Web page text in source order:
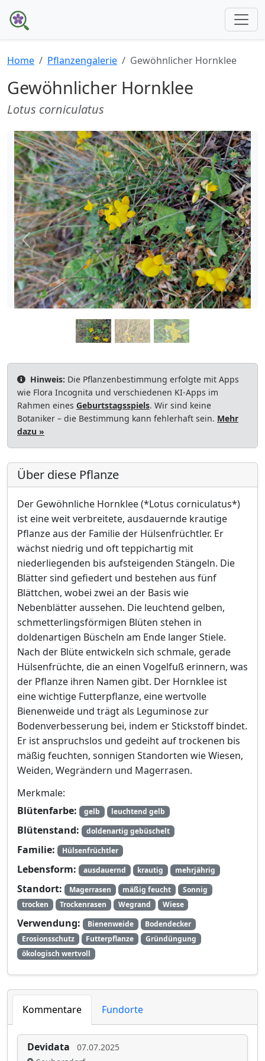
Home Pflanzengalerie Gewöhnlicher Hornklee
Gewöhnlicher Hornklee
Lotus corniculatus
Zurück
Hinweis: Die Pflanzenbestimmung erfolgte mit Apps
wie Flora Incognita und verschiedenen KI-Apps im
Rahmen eines Geburtstagsspiels. Wir sind keine
Botaniker – die Bestimmung kann fehlerhaft sein. Mehr
dazu »
Über diese Pflanze
Der Gewöhnliche Hornklee (*Lotus corniculatus*)
ist eine weit verbreitete, ausdauernde krautige
Pflanze aus der Familie der Hülsenfrüchtler. Er
wächst niedrig und oft teppichartig mit
niederliegenden bis aufsteigenden Stängeln. Die
Blätter sind gefiedert und bestehen aus fünf
Blättchen, wobei zwei an der Basis wie
Nebenblätter aussehen. Die leuchtend gelben,
schmetterlingsförmigen Blüten stehen in
doldenartigen Büscheln am Ende langer Stiele.
Nach der Blüte entwickeln sich schmale, gerade
Hülsenfrüchte, die an einen Vogelfuß erinnern, was
der Pflanze ihren Namen gibt. Der Hornklee ist
eine wichtige Futterpflanze, eine wertvolle
Bienenweide und trägt als Leguminose zur
Bodenverbesserung bei, indem er Stickstoff bindet.
Er ist anspruchslos und gedeiht auf trockenen bis
mäßig feuchten, sonnigen Standorten wie Wiesen,
Weiden, Wegrändern und Magerrasen.
Merkmale:
Blütenfarbe:
gelb leuchtend gelb
Blütenstand: doldenartig gebüschelt
Familie: Hülsenfrüchtler
Lebensform: ausdauernd krautig mehrjährig
Standort: Magerrasen mäßig feucht
Sonnig
trocken
Trockenrasen Wegrand Wiese
Verwendung: Bienenweide
Bodendecker
Erosionsschutz
Futterpflanze
Gründüngung
ökologisch wertvoll
Kommentare Fundorte
Devidata
07.07.2025